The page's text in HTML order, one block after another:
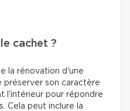
cachet ?
la rénovation d'une
son caractère
l'intérieur pour répondre
Cela peut inclure la